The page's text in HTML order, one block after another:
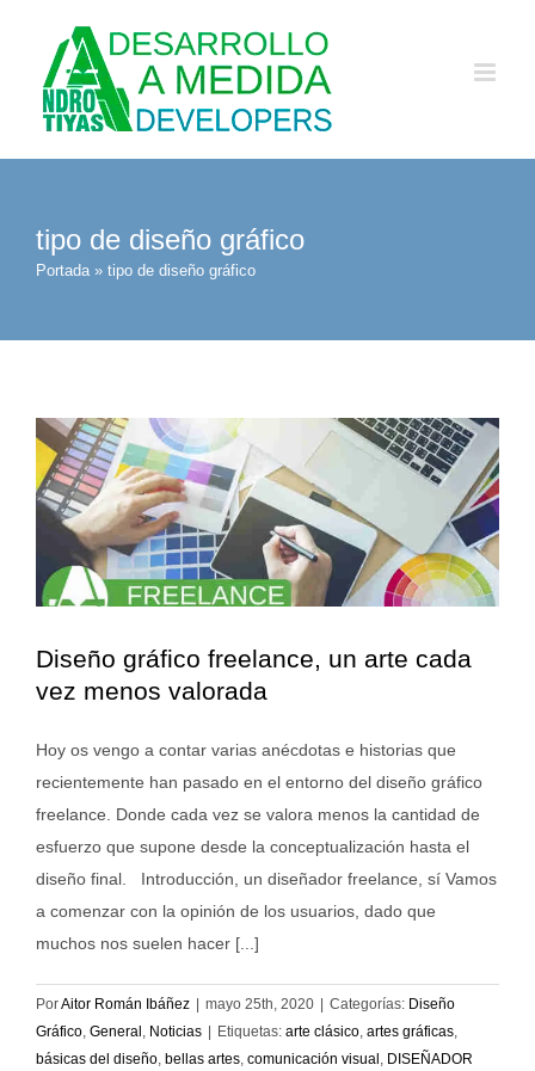
contenido
tipo de diseño gráfico
Portada» tipo de diseño gráfico
Diseño gráfico freelance, un arte cada
vez menos valorada
Hoy os vengo a contar varias anécdotas e historias que
recientemente han pasado en el entorno del diseño gráfico
freelance. Donde cada vez se valora menos la cantidad de
esfuerzo que supone desde la conceptualización hasta el
diseño final. Introducción, un diseñador freelance, sí Vamos
a comenzar con la opinión de los usuarios, dado que
muchos nos suelen hacer [...]
PorAitor Román Ibáñez | mayo 25th, 2020 | Categorías: Diseño
Gráfico, General, Noticias | Etiquetas: arte clásico, artes gráficas,
básicas del diseño, bellas artes, comunicación visual, DISEÑADOR